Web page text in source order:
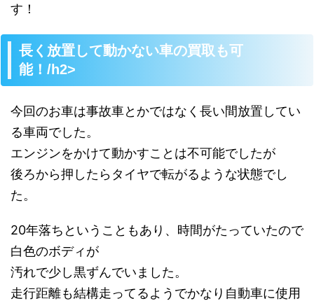
す！
長く放置して動かない車の買取も可
能！/h2>
今回のお車は事故車とかではなく長い間放置してい
る車両でした。
エンジンをかけて動かすことは不可能でしたが
後ろから押したらタイヤで転がるような状態でし
た。
20年落ちということもあり、時間がたっていたので
白色のボディが
汚れで少し黒ずんでいました。
走行距離も結構走ってるようでかなり自動車に使用